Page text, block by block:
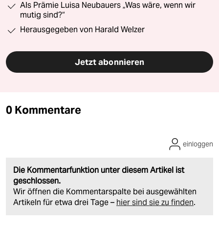
Als Prämie Luisa Neubauers „Was wäre, wenn wir
mutig sind?“
Herausgegeben von Harald Welzer
Jetzt abonnieren
0 Kommentare
Die Kommentarfunktion unter diesem Artikel ist
geschlossen.
Wir öffnen die Kommentarspalte bei ausgewählten
Artikeln für etwa drei Tage – hier sind sie zu finden.
einloggen